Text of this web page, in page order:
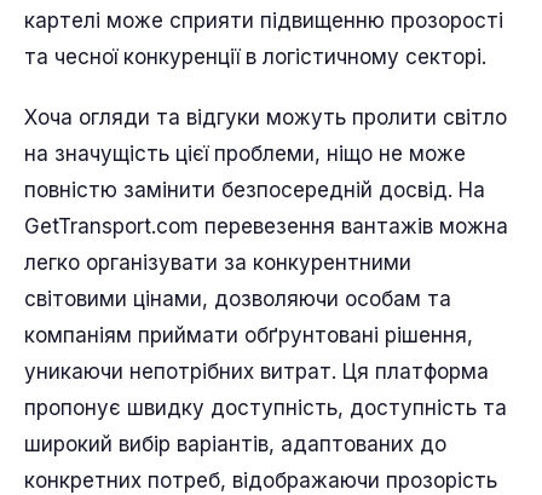
картелі може сприяти підвищенню прозорості
та чесної конкуренції в логістичному секторі.
Хоча огляди та відгуки можуть пролити світло
на значущість цієї проблеми, ніщо не може
повністю замінити безпосередній досвід. На
GetTransport.com перевезення вантажів можна
легко організувати за конкурентними
світовими цінами, дозволяючи особам та
компаніям приймати обґрунтовані рішення,
уникаючи непотрібних витрат. Ця платформа
пропонує швидку доступність, доступність та
широкий вибір варіантів, адаптованих до
конкретних потреб, відображаючи прозорість